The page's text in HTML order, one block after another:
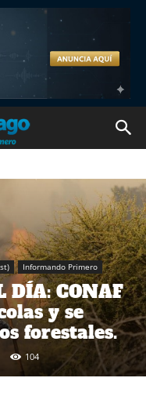
Informando Primero
DÍA: CONAF
y se
forestales.
104